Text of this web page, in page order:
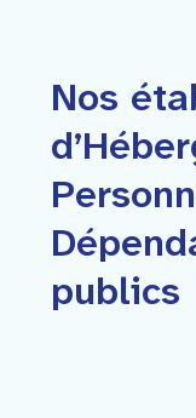
Nos
publics